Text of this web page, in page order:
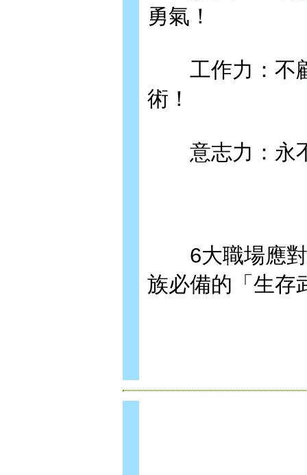
勇氣！
工作力：不顧
術！
意志力：永不
6大職場應對
族必備的「生存